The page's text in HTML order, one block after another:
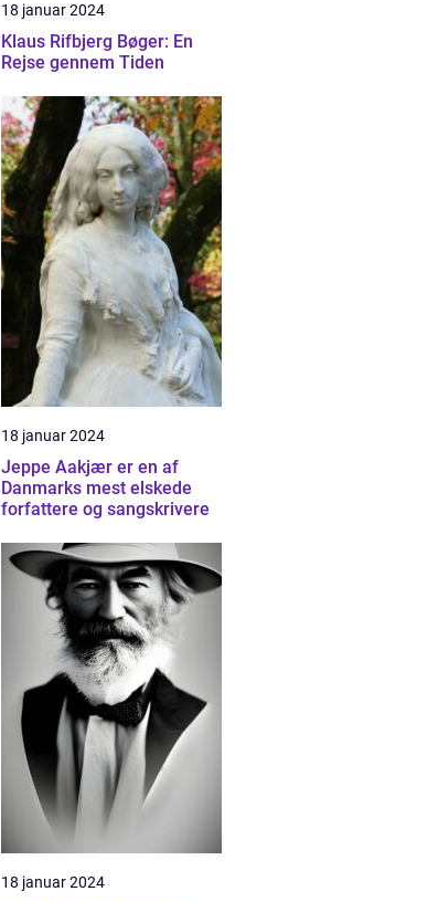
18 januar 2024
Klaus Rifbjerg Bøger: En
Rejse gennem Tiden
18 januar 2024
Jeppe Aakjær er en af
Danmarks mest elskede
forfattere og sangskrivere
18 januar 2024